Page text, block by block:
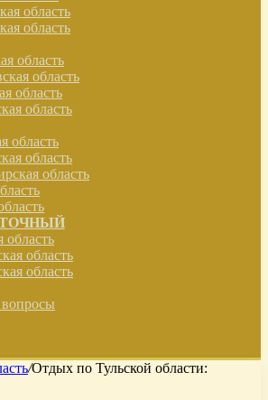
область
область
область
область
область
область
область
область
область
область
область
область
/Отдых по Тульской области: